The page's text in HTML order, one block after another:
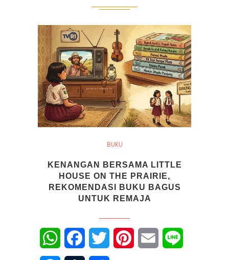
BUKU
KENANGAN BERSAMA LITTLE
HOUSE ON THE PRAIRIE,
REKOMENDASI BUKU BAGUS
UNTUK REMAJA
WhatsAppFacebookTwitter PinterestEmail